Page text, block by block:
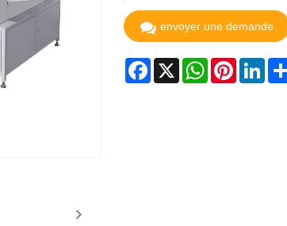
envoyer une demande
Facebook
X WhatsApp
Pinterest